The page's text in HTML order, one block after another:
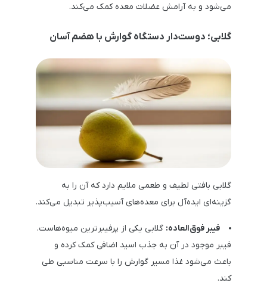
می‌شود و به آرامش عضلات معده کمک می‌کند.
گلابی؛ دوست‌دار دستگاه گوارش با هضم آسان
گلابی بافتی لطیف و طعمی ملایم دارد که آن را به
گزینه‌ای ایده‌آل برای معده‌های آسیب‌پذیر تبدیل می‌کند.
فیبر فوق‌العاده: گلابی یکی از پرفیبرترین میوه‌هاست.
فیبر موجود در آن به جذب اسید اضافی کمک کرده و
باعث می‌شود غذا مسیر گوارش را با سرعت مناسبی طی
کند.